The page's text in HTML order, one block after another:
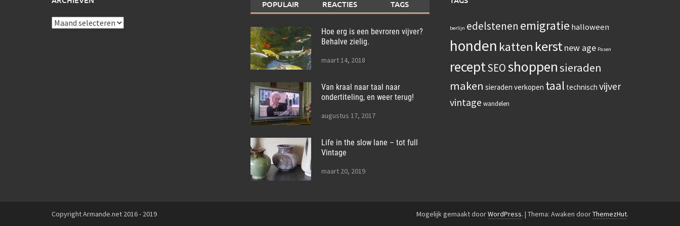
Archieven
POPULAIR REACTIES TAGS
Hoe erg is een bevroren vijver?
Behalve zielig.
maart 14, 2018
Van kraal naar taal naar
ondertiteling, en weer terug!
augustus 17, 2017
Life in the slow lane – tot full
Vintage
maart 20, 2019
berlijn edelstenen emigratie halloween
honden katten kerstnew age Pasen
receptSEOshoppensieraden
maken sieraden verkopen taal technisch vijver
vintage wandelen
Copyright Armande.net 2016 - 2019 Mogelijk gemaakt doorWordPress. | Thema: Awaken doorThemezHut.